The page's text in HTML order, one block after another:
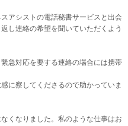
アシストの電話秘書サービスと出会
し連絡の希望を聞いていただくよう
急対応を要する連絡の場合には携帯
に察してくださるので助かっていま
くなりました。私のような仕事はお